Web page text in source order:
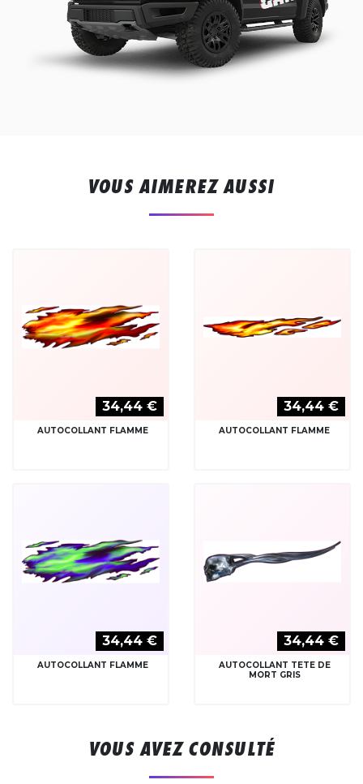
VOUS AIMEREZ AUSSI
34,44 €
AUTOCOLLANT FLAMME
34,44 €
AUTOCOLLANT FLAMME
34,44 €
AUTOCOLLANT FLAMME
34,44 €
AUTOCOLLANT TETE DE
MORT GRIS
VOUS AVEZ CONSULTÉ